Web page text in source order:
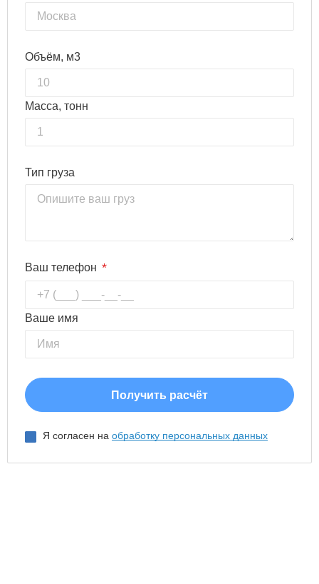
Объём, м3
Масса, тонн
Тип груза
Ваш телефон *
Ваше имя
Я согласен на обработку персональных данных